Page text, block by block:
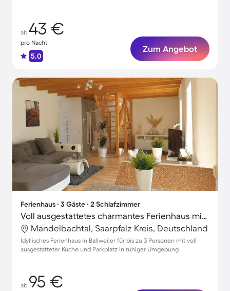
ab 43 €
pro Nacht
5.0
Zum Angebot
Ferienhaus ∙ 3 Gäste ∙ 2 Schlafzimmer
Voll ausgestattetes charmantes Ferienhaus mit Grill und Terrasse
Mandelbachtal, Saarpfalz Kreis, Deutschland
Idyllisches Ferienhaus in Ballweiler für bis zu 3 Personen mit voll
ausgestatteter Küche und Parkplatz in ruhiger Umgebung
ab 95 €